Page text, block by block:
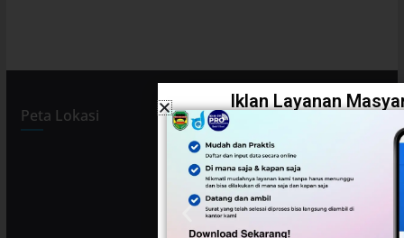
Peta Lokasi
Iklan Layanan